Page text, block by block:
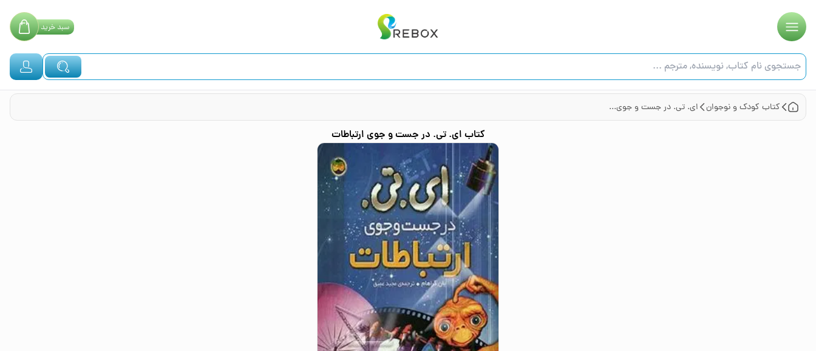
سبدخرید
کتاب کودک و نوجوان ای. تی. در جست و جوی ارتباطات
کتاب ای. تی. در جست و جوی ارتباطات